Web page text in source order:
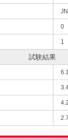
0
1
試験結果